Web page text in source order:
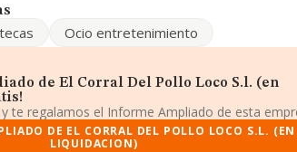
ha dispuesto de un número de
hacer a través del número 966426155.
del Pollo Loco S.L. (en Liquidacion),
núm. 1, (03700), Denia, provincia de Alicante,
Ocio entretenimiento
de El Corral Del Pollo Loco S.l. (en
te regalamos el Informe Ampliado de esta
DE EL CORRAL DEL POLLO LOCO S.L. (EN
LIQUIDACION)